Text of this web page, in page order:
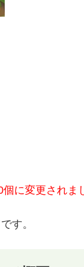
に変更されま
す。